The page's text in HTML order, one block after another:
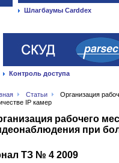
Шлагбаумы Carddex
Контроль доступа
Статьи
Организация
IP камер
рабочего
при
ТЗ № 4 2009